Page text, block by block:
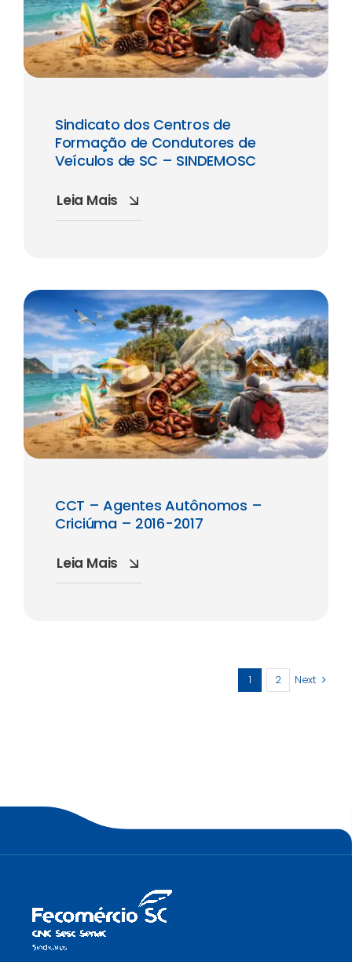
Sindicato dos Centros de
Formação de Condutores de
Veículos de SC – SINDEMOSC
Leia Mais
CCT – Agentes Autônomos –
Criciúma – 2016-2017
Leia Mais
1 2 Next